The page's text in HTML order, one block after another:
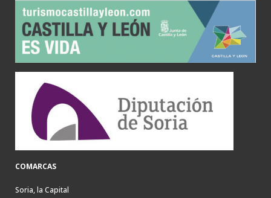
COMARCAS
Soria, la Capital